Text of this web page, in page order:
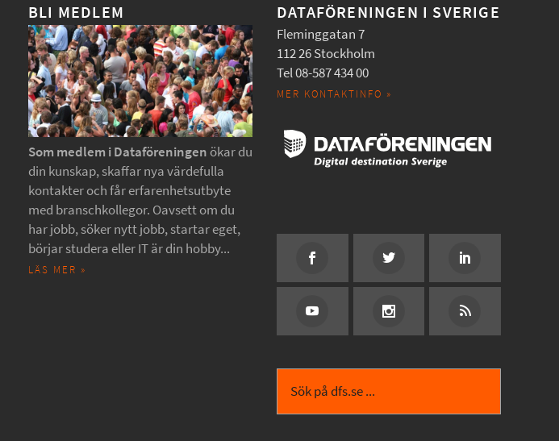
BLI MEDLEM
Som medlem i Dataföreningen ökar du
din kunskap, skaffar nya värdefulla
kontakter och får erfarenhetsutbyte
med branschkollegor. Oavsett om du
har jobb, söker nytt jobb, startar eget,
börjar studera eller IT är din hobby...
LÄS MER »
DATAFÖRENINGEN I SVERIGE
Fleminggatan 7
112 26 Stockholm
Tel 08-587 434 00
MER KONTAKTINFO »